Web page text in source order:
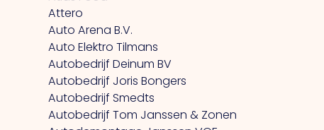
Attero
Auto Arena B.V.
Auto Elektro Tilmans
Autobedrijf Deinum BV
Autobedrijf Joris Bongers
Autobedrijf Smedts
Autobedrijf Tom Janssen & Zonen